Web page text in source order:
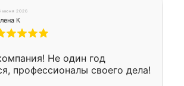
расчет при получении.
водителю, помог
Получили коробку плитки на
за малым-монтировать)))
больших вазона трапеция
бетона-красота.
июня 2026
К
Не один год
профессионалы своего дела!